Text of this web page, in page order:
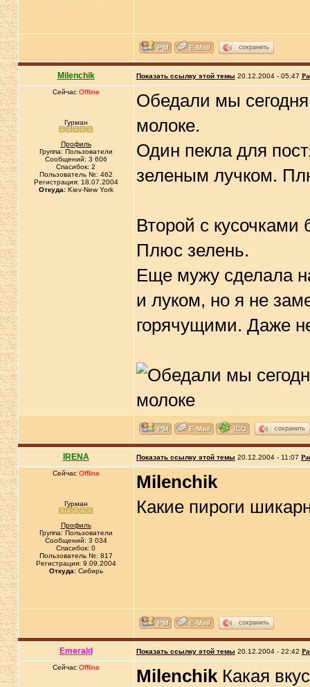
сохранить
Milenchik Показать ссылку этой темы 20.12.2004 - 05:47
Сейчас Offline
Гурман
Профиль
Группа: Пользователи
Сообщений: 3 606
Спасибок: 2
Пользователь №: 462
Регистрация: 18.07.2004
Откуда:Kiev-New York
Обедали мы
молоке.
Один пекла для
зеленым лучком.
Второй с
Плюс зелень.
Еще мужу сделала
и луком, но я не
горячущими. Даже
сохранить
IRENA Показать ссылку этой темы 20.12.2004 - 11:07
Сейчас Offline
Гурман
Профиль
Группа: Пользователи
Сообщений: 3 034
Спасибок: 0
Пользователь №: 817
Регистрация: 9.09.2004
Откуда:Сибирь
Milenchik
Какие пироги
сохранить
Emerald Показать ссылку этой темы 20.12.2004 - 22:42
Сейчас Offline MilenchikКакая